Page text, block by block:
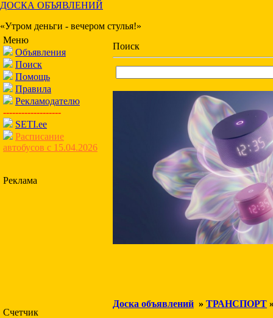
ДОСКА ОБЪЯВЛЕНИЙ
«Утром деньги - вечером стулья!»
Меню
Объявления
Поиск
Помощь
Правила
Рекламодателю
-------------------
SETI.ee
Расписание
автобусов с 15.04.2026
Реклама
Счетчик
Поиск
Доска объявлений » ТРАНСПОРТ